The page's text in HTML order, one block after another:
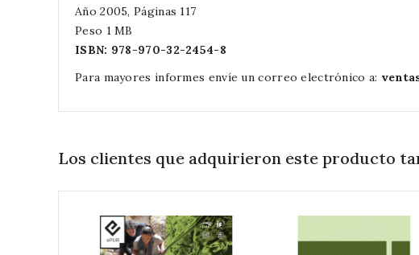
Año 2005, Páginas 117
Peso 1 MB
ISBN: 978-970-32-2454-8
Para mayores informes envíe un correo electrónico a:
Los clientes que adquirieron este producto